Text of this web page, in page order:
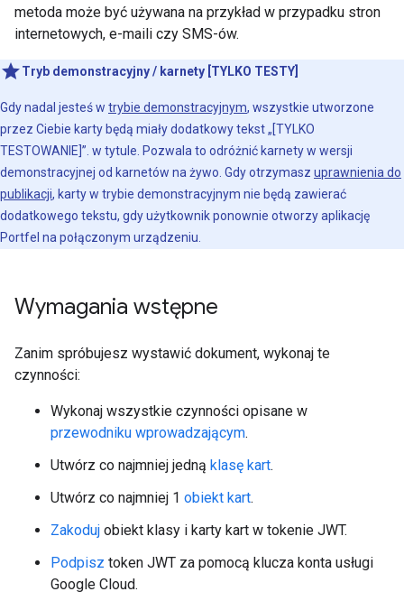
metoda może być używana na przykład w przypadku stron
internetowych, e-maili czy SMS-ów.
Tryb demonstracyjny / karnety [TYLKO TESTY]
Gdy nadal jesteś w trybie demonstracyjnym, wszystkie utworzone
przez Ciebie karty będą miały dodatkowy tekst „[TYLKO
TESTOWANIE]”. w tytule. Pozwala to odróżnić karnety w wersji
demonstracyjnej od karnetów na żywo. Gdy otrzymasz uprawnienia do
publikacji, karty w trybie demonstracyjnym nie będą zawierać
dodatkowego tekstu, gdy użytkownik ponownie otworzy aplikację
Portfel na połączonym urządzeniu.
Wymagania wstępne
Zanim spróbujesz wystawić dokument, wykonaj te
czynności:
Wykonaj wszystkie czynności opisane w
przewodniku wprowadzającym.
Utwórz co najmniej jedną klasę kart.
Utwórz co najmniej 1 obiekt kart.
Zakoduj obiekt klasy i karty kart w tokenie JWT.
Podpisz token JWT za pomocą klucza konta usługi
Google Cloud.